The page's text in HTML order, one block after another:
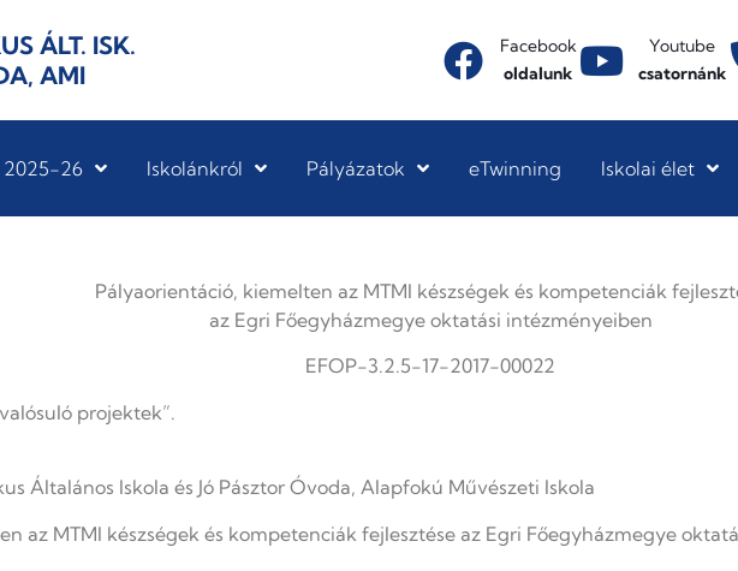
ÁLT. ISK.
AMI
Facebook
oldalunk
Youtube
csatornánk
2025-26 Iskolánkról Pályázatok eTwinning Iskolai élet
Pályaorientáció, kiemelten az MTMI készségek és kompetenciák
az Egri Főegyházmegye oktatási intézményeiben
EFOP-3.2.5-17-2017-00022
projektek”.
Általános Iskola és Jó Pásztor Óvoda, Alapfokú Művészeti Iskola
az MTMI készségek és kompetenciák fejlesztése az Egri Főegyházmegye